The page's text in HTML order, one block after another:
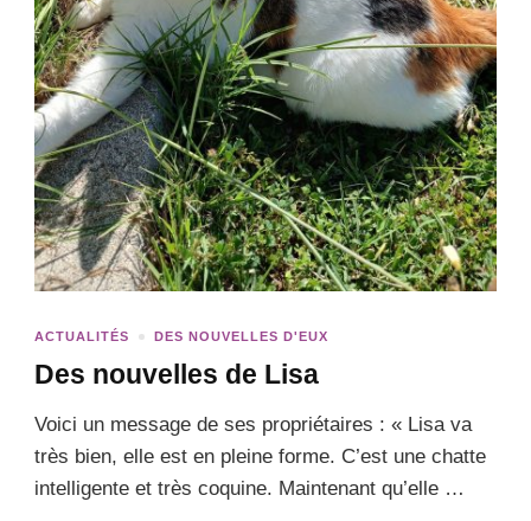
ACTUALITÉS DES NOUVELLES D'EUX
Des nouvelles de Lisa
Voici un message de ses propriétaires : « Lisa va
très bien, elle est en pleine forme. C’est une chatte
intelligente et très coquine. Maintenant qu’elle …